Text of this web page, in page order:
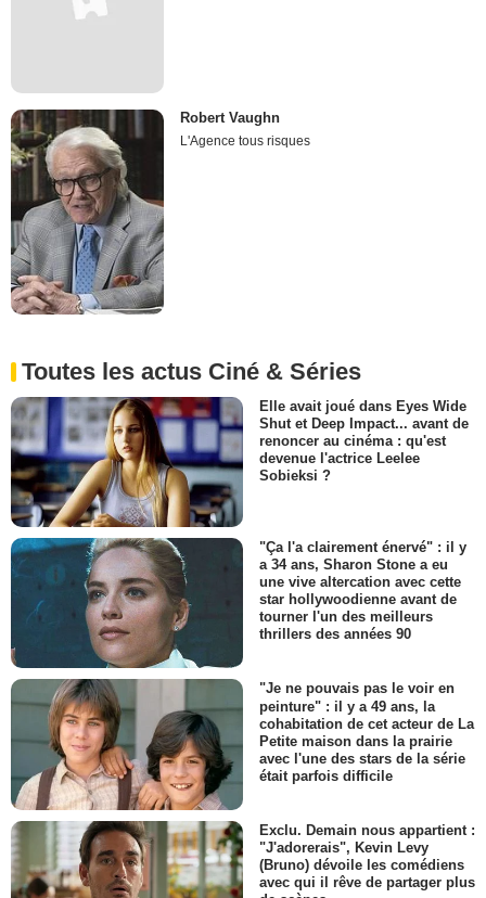
Robert Vaughn
L'Agence tous risques
Toutes les actus Ciné & Séries
Elle avait joué dans Eyes Wide
Shut et Deep Impact... avant de
renoncer au cinéma : qu'est
devenue l'actrice Leelee
Sobieksi ?
"Ça l'a clairement énervé" : il y
a 34 ans, Sharon Stone a eu
une vive altercation avec cette
star hollywoodienne avant de
tourner l'un des meilleurs
thrillers des années 90
"Je ne pouvais pas le voir en
peinture" : il y a 49 ans, la
cohabitation de cet acteur de La
Petite maison dans la prairie
avec l'une des stars de la série
était parfois difficile
Exclu. Demain nous appartient :
"J'adorerais", Kevin Levy
(Bruno) dévoile les comédiens
avec qui il rêve de partager plus